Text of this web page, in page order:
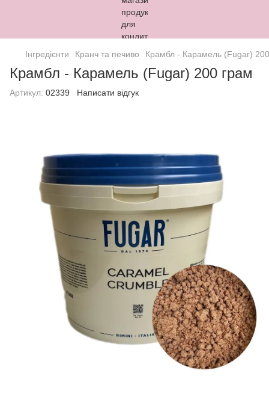
Інгредієнти Кранч та печиво Крамбл - Карамель (Fugar)
Крамбл - Карамель (Fugar) 200 грам
Артикул: 02339 Написати відгук